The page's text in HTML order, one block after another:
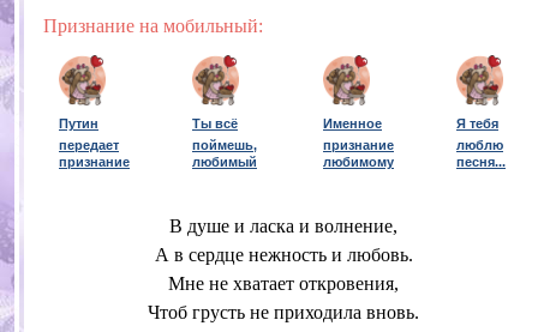
Признание на мобильный:
Путин
передает
признание
Ты всё
поймешь,
любимый
Именное
признание
любимому
Я тебя
люблю
песня...
В душе и ласка и волнение,
А в сердце нежность и любовь.
Мне не хватает откровения,
Чтоб грусть не приходила вновь.